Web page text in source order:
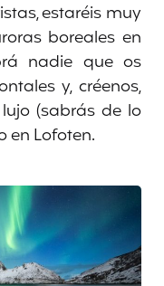
estaréis muy
boreales en
nadie que os
y, créenos,
(sabrás de lo
en Lofoten.